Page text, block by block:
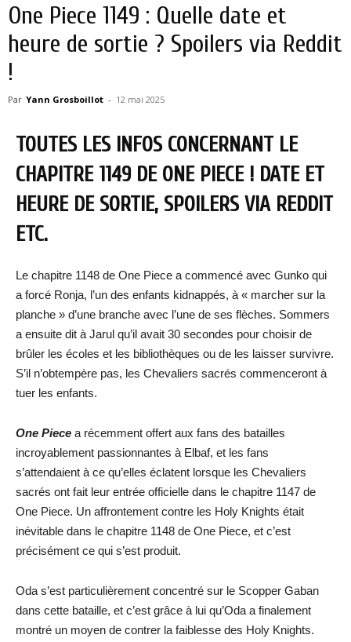
One Piece 1149 : Quelle date et
heure de sortie ? Spoilers via Reddit
!
Par Yann Grosboillot - 12 mai 2025
TOUTES LES INFOS CONCERNANT LE
CHAPITRE 1149 DE ONE PIECE ! DATE ET
HEURE DE SORTIE, SPOILERS VIA REDDIT
ETC.
Le chapitre 1148 de One Piece a commencé avec Gunko qui
a forcé Ronja, l’un des enfants kidnappés, à « marcher sur la
planche » d’une branche avec l’une de ses flèches. Sommers
a ensuite dit à Jarul qu’il avait 30 secondes pour choisir de
brûler les écoles et les bibliothèques ou de les laisser survivre.
S’il n’obtempère pas, les Chevaliers sacrés commenceront à
tuer les enfants.
One Piece a récemment offert aux fans des batailles
incroyablement passionnantes à Elbaf, et les fans
s’attendaient à ce qu’elles éclatent lorsque les Chevaliers
sacrés ont fait leur entrée officielle dans le chapitre 1147 de
One Piece. Un affrontement contre les Holy Knights était
inévitable dans le chapitre 1148 de One Piece, et c’est
précisément ce qui s’est produit.
Oda s’est particulièrement concentré sur le Scopper Gaban
dans cette bataille, et c’est grâce à lui qu’Oda a finalement
montré un moyen de contrer la faiblesse des Holy Knights.